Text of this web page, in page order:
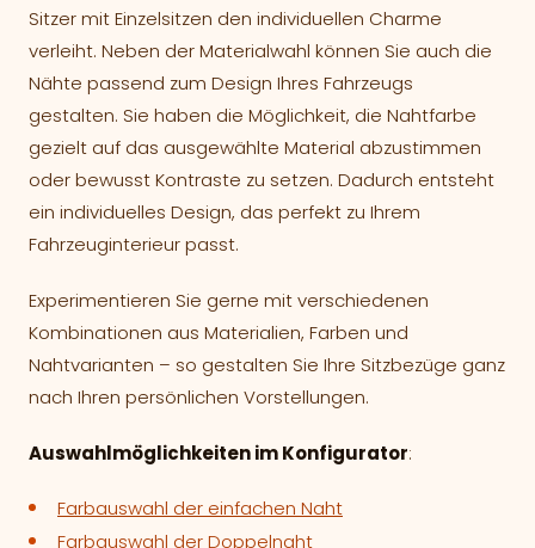
Sitzer mit Einzelsitzen den individuellen Charme
verleiht. Neben der Materialwahl können Sie auch die
Nähte passend zum Design Ihres Fahrzeugs
gestalten. Sie haben die Möglichkeit, die Nahtfarbe
gezielt auf das ausgewählte Material abzustimmen
oder bewusst Kontraste zu setzen. Dadurch entsteht
ein individuelles Design, das perfekt zu Ihrem
Fahrzeuginterieur passt.
Experimentieren Sie gerne mit verschiedenen
Kombinationen aus Materialien, Farben und
Nahtvarianten – so gestalten Sie Ihre Sitzbezüge ganz
nach Ihren persönlichen Vorstellungen.
Auswahlmöglichkeiten im Konfigurator:
Farbauswahl der einfachen Naht
Farbauswahl der Doppelnaht